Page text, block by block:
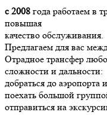
с 2008 года работаем в
повышая
качество обслуживания.
Предлагаем для вас
Отрадное трансфер
сложности и дальности:
добраться до аэропорта
поехать большой
отправиться на